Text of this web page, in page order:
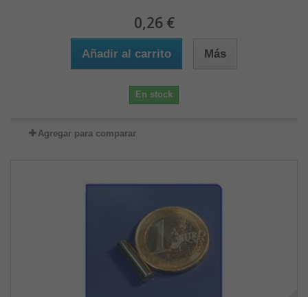
0,26 €
Añadir al carrito Más
En stock
Agregar para comparar